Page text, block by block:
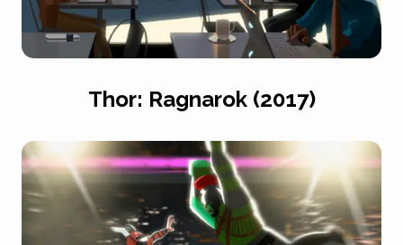
Thor: Ragnarok (2017)